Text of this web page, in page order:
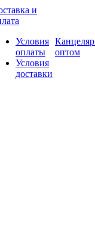
и
Условия
оплаты
Условия
доставки
оптом